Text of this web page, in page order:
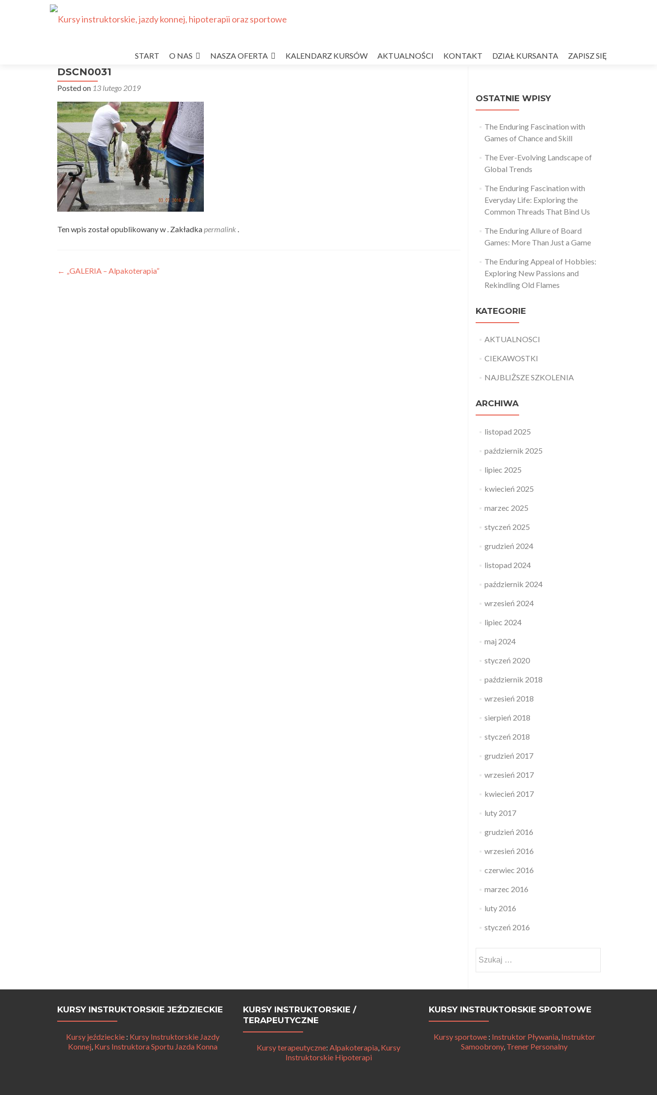
do
START O NAS NASZA OFERTA KALENDARZ KURSÓW AKTUALNOŚCI KONTAKT DZIAŁ KURSANTA ZAPISZ SIĘ
DSCN0031
Posted on 13 lutego 2019
Ten wpis został opublikowany w . Zakładkapermalink .
Nawigacja
← „GALERIA – Alpakoterapia”
OSTATNIE WPISY
The Enduring Fascination with
Games of Chance and Skill
The Ever-Evolving Landscape of
Global Trends
The Enduring Fascination with
Everyday Life: Exploring the
Common Threads That Bind Us
The Enduring Allure of Board
Games: More Than Just a Game
The Enduring Appeal of Hobbies:
Exploring New Passions and
Rekindling Old Flames
KATEGORIE
AKTUALNOSCI
CIEKAWOSTKI
NAJBLIŻSZE SZKOLENIA
ARCHIWA
listopad 2025
październik 2025
lipiec 2025
kwiecień 2025
marzec 2025
styczeń 2025
grudzień 2024
listopad 2024
październik 2024
wrzesień 2024
lipiec 2024
maj 2024
styczeń 2020
październik 2018
wrzesień 2018
sierpień 2018
styczeń 2018
grudzień 2017
wrzesień 2017
kwiecień 2017
luty 2017
grudzień 2016
wrzesień 2016
czerwiec 2016
marzec 2016
luty 2016
styczeń 2016
KURSY INSTRUKTORSKIE JEŹDZIECKIE
Kursy jeździeckie : Kursy Instruktorskie Jazdy
Konnej, Kurs Instruktora Sportu Jazda Konna
KURSY INSTRUKTORSKIE /
TERAPEUTYCZNE
Kursy terapeutyczne: Alpakoterapia, Kursy
Instruktorskie Hipoterapi
KURSY INSTRUKTORSKIE SPORTOWE
Kursy sportowe: Instruktor Pływania, Instruktor
Samoobrony, Trener Personalny